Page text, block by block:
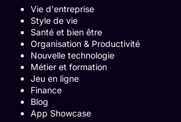
Vie d'entreprise
Style de vie
Santé et bien être
Organisation & Productivité
Nouvelle technologie
Métier et formation
Jeu en ligne
Finance
Blog
App Showcase